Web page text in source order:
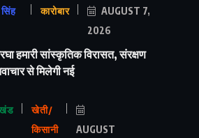
कारोबार
AUGUST 7,
2026
हमारी सांस्कृतिक विरासत, संरक्षण
से मिलेगी नई
खेती/
किसानी
AUGUST